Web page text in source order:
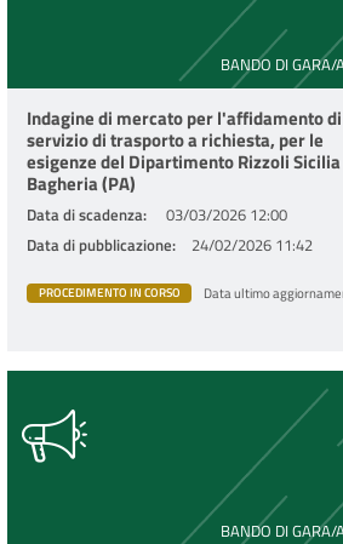
BANDO DI GARA/
Indagine di mercato per l'affidamento
servizio di trasporto a richiesta, per le
esigenze del Dipartimento Rizzoli
Bagheria (PA)
Data di scadenza
03/03/2026 12:00
Data di pubblicazione
24/02/2026 11:42
PROCEDIMENTO IN CORSO Data ultimo
BANDO DI GARA/